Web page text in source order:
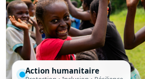
Action humanitaire